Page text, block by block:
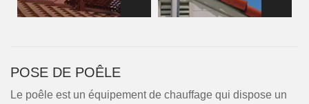
POSE DE POÊLE
Le poêle est un équipement de chauffage qui dispose un